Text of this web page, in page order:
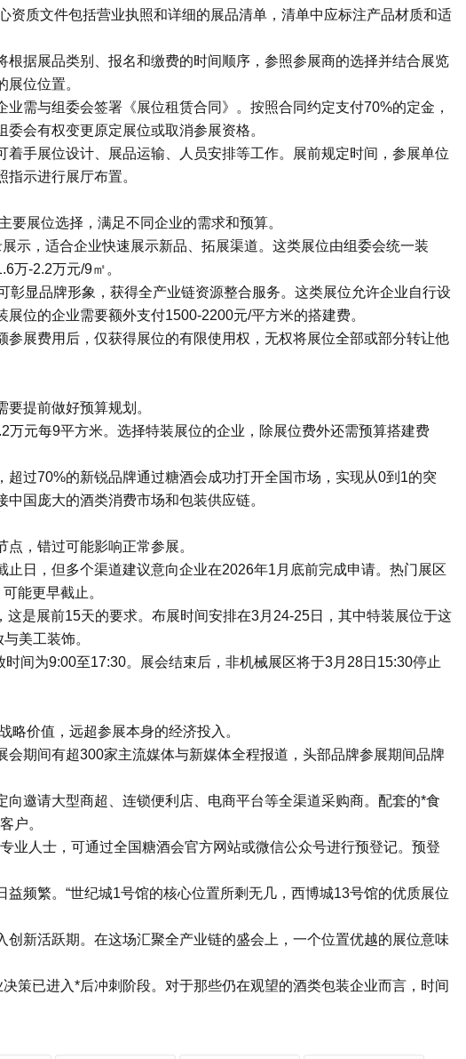
资质文件包括营业执照和详细的展品清单，清单中应标注产品材质和适
据展品类别、报名和缴费的时间顺序，参照参展商的选择并结合展览
位位置。
需与组委会签署《展位租赁合同》。按照合同约定支付70%的定金，
会有权变更原定展位或取消参展资格。
手展位设计、展品运输、人员安排等工作。展前规定时间，参展单位
示进行展厅布置。
展位选择，满足不同企业的需求和预算。
示，适合企业快速展示新品、拓展渠道。这类展位由组委会统一装
万-2.2万元/9㎡。
彰显品牌形象，获得全产业链资源整合服务。这类展位允许企业自行设
位的企业需要额外支付1500-2200元/平方米的搭建费。
展费用后，仅获得展位的有限使用权，无权将展位全部或部分转让他
提前做好预算规划。
万元每9平方米。选择特装展位的企业，除展位费外还需预算搭建费
过70%的新锐品牌通过糖酒会成功打开全国市场，实现从0到1的突
国庞大的酒类消费市场和包装供应链。
，错过可能影响正常参展。
止日，但多个渠道建议意向企业在2026年1月底前完成申请。热门展区
能更早截止。
是展前15天的要求。布展时间安排在3月24-25日，其中特装展位于这
美工装饰。
间为9:00至17:30。展会结束后，非机械展区将于3月28日15:30停止
略价值，远超参展本身的经济投入。
期间有超300家主流媒体与新媒体全程报道，头部品牌参展期间品牌
邀请大型商超、连锁便利店、电商平台等全渠道采购商。配套的*食
户。
业人士，可通过全国糖酒会官方网站或微信公众号进行预登记。预登
频繁。“世纪城1号馆的核心位置所剩无几，西博城13号馆的优质展位
新活跃期。在这场汇聚全产业链的盛会上，一个位置优越的展位意味
策已进入*后冲刺阶段。对于那些仍在观望的酒类包装企业而言，时间